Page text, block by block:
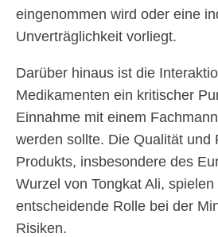
eingenommen wird oder eine
Unverträglichkeit vorliegt.
Darüber hinaus ist die
Medikamenten ein kritischer
Einnahme mit einem
werden sollte. Die Qualität und
Produkts, insbesondere des
Wurzel von Tongkat Ali,
entscheidende Rolle bei der
Risiken.